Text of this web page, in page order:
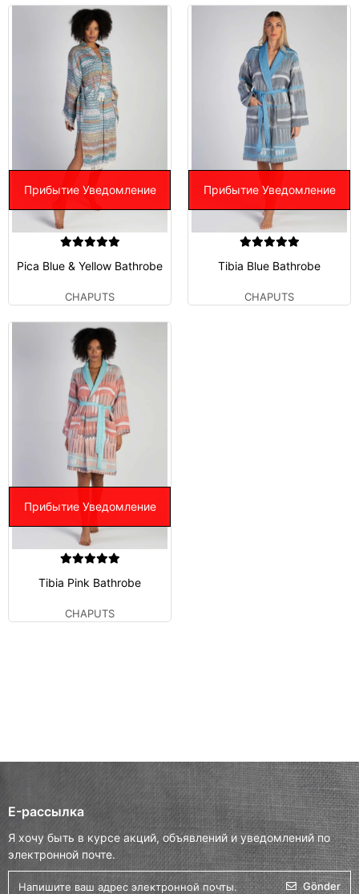
Прибытие Уведомление
Pica Blue & Yellow Bathrobe
CHAPUTS
Прибытие Уведомление
Tibia Blue Bathrobe
CHAPUTS
Прибытие Уведомление
Tibia Pink Bathrobe
CHAPUTS
E-рассылка
Я хочу быть в курсе акций, объявлений и уведомлений по
электронной почте.
Gönder